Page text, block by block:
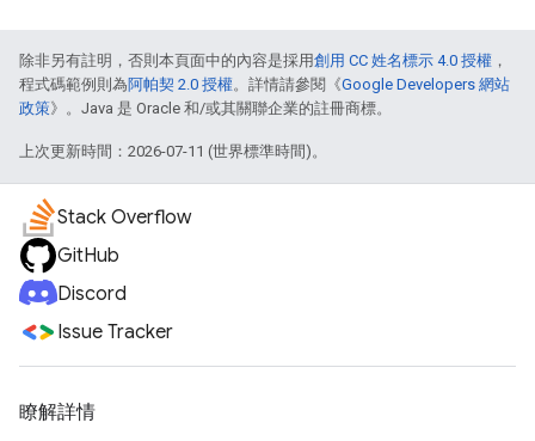
除非另有註明，否則本頁面中的內容是採用創用 CC 姓名標示 4.0 授權 ，
程式碼範例則為阿帕契 2.0 授權。詳情請參閱《Google Developers 網站
政策》。Java 是 Oracle 和/或其關聯企業的註冊商標。
上次更新時間：2026-07-11 (世界標準時間)。
Stack Overflow
GitHub
Discord
Issue Tracker
瞭解詳情